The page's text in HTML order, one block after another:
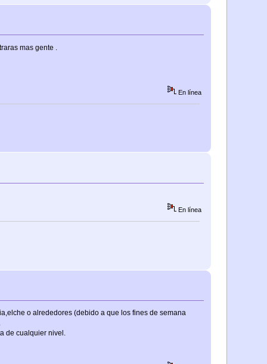
mas gente .
En línea
En línea
o alrededores (debido a que los fines de semana
de cualquier nivel.